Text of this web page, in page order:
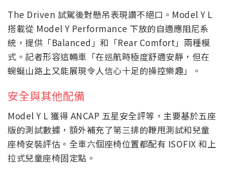
The Driven 試駕後對懸吊表現讚不絕口。Model Y L
搭載從 Model Y Performance 下放的自適應阻尼系
統，提供「Balanced」和「Rear Comfort」兩種模
式。記者形容這輛車「在巡航時極度舒適安靜，但在
蜿蜒山路上又能展現令人信心十足的操控樂趣」。
安全與其他配備
Model Y L 獲得 ANCAP 五星安全評等，主要基於五座
版的測試數據，額外補充了第三排的鞭甩測試和兒童
座椅安裝評估。全車六個座椅位置都配有 ISOFIX 和上
拉式兒童座椅固定點。